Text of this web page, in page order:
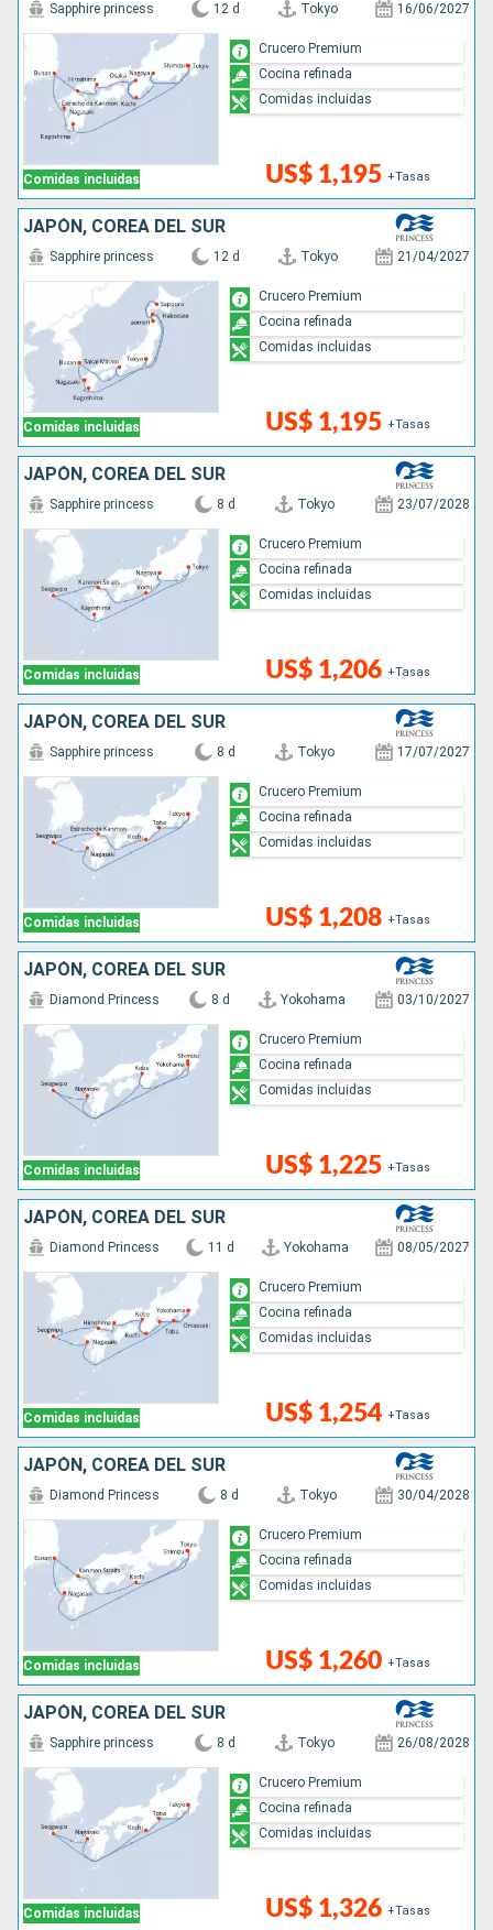
Comidas incluidas
Sapphire princess 12 d Tokyo 16/06/2027
US$ 1,195 +Tasas
Crucero Premium
Cocina refinada
Comidas incluidas
JAPÓN, COREA DEL SUR
Comidas incluidas
Sapphire princess 12 d Tokyo 21/04/2027
US$ 1,195 +Tasas
Crucero Premium
Cocina refinada
Comidas incluidas
JAPÓN, COREA DEL SUR
Comidas incluidas
Sapphire princess 8 d Tokyo 23/07/2028
US$ 1,206 +Tasas
Crucero Premium
Cocina refinada
Comidas incluidas
JAPÓN, COREA DEL SUR
Comidas incluidas
Sapphire princess 8 d Tokyo 17/07/2027
US$ 1,208 +Tasas
Crucero Premium
Cocina refinada
Comidas incluidas
JAPÓN, COREA DEL SUR
Comidas incluidas
Diamond Princess 8 d Yokohama 03/10/2027
US$ 1,225 +Tasas
Crucero Premium
Cocina refinada
Comidas incluidas
JAPÓN, COREA DEL SUR
Comidas incluidas
Diamond Princess 11 d Yokohama 08/05/2027
US$ 1,254 +Tasas
Crucero Premium
Cocina refinada
Comidas incluidas
JAPÓN, COREA DEL SUR
Comidas incluidas
Diamond Princess 8 d Tokyo 30/04/2028
US$ 1,260 +Tasas
Crucero Premium
Cocina refinada
Comidas incluidas
JAPÓN, COREA DEL SUR
Comidas incluidas
Sapphire princess 8 d Tokyo 26/08/2028
US$ 1,326 +Tasas
Crucero Premium
Cocina refinada
Comidas incluidas